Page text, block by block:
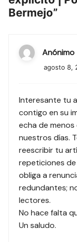
Bermejo”
Anónimo
agosto 8,
Interesante tu
contigo en su
echa de menos
nuestros días.
reescribir tu
repeticiones
obliga a
redundantes;
lectores.
No hace falta
Un saludo.